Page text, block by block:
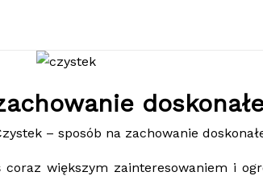
– sposób na zachowanie
coraz większym zainteresowaniem i